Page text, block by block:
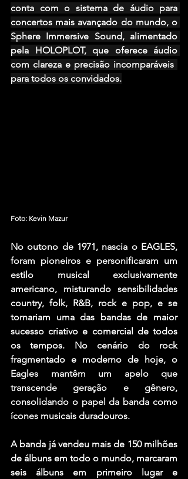
conta com o sistema de áudio para
concertos mais avançado do mundo, o
Sphere Immersive Sound, alimentado
pela HOLOPLOT, que oferece áudio
com clareza e precisão incomparáveis ​​
para todos os convidados.
Foto: Kevin Mazur
No outono de 1971, nascia o EAGLES,
foram pioneiros e personificaram um
estilo musical exclusivamente
americano, misturando sensibilidades
country, folk, R&B, rock e pop, e se
tornariam uma das bandas de maior
sucesso criativo e comercial de todos
os tempos. No cenário do rock
fragmentado e moderno de hoje, o
Eagles mantêm um apelo que
transcende geração e gênero,
consolidando o papel da banda como
ícones musicais duradouros.
A banda já vendeu mais de 150 milhões
de álbuns em todo o mundo, marcaram
seis álbuns em primeiro lugar e